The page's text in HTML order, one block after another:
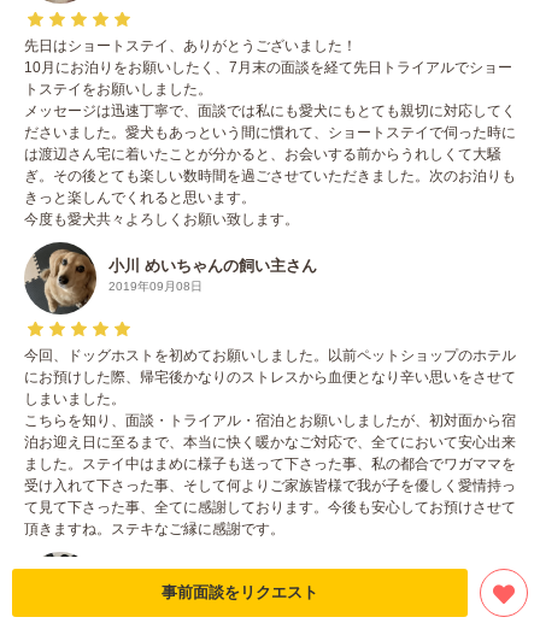
先日はショートステイ、ありがとうございました！
10月にお泊りをお願いしたく、7月末の面談を経て先日トライアルでショー
トステイをお願いしました。
メッセージは迅速丁寧で、面談では私にも愛犬にもとても親切に対応してく
ださいました。愛犬もあっという間に慣れて、ショートステイで伺った時に
は渡辺さん宅に着いたことが分かると、お会いする前からうれしくて大騒
ぎ。その後とても楽しい数時間を過ごさせていただきました。次のお泊りも
きっと楽しんでくれると思います。
今度も愛犬共々よろしくお願い致します。
小川 めいちゃんの飼い主さん
2019年09月08日
今回、ドッグホストを初めてお願いしました。以前ペットショップのホテル
にお預けした際、帰宅後かなりのストレスから血便となり辛い思いをさせて
しまいました。
こちらを知り、面談・トライアル・宿泊とお願いしましたが、初対面から宿
泊お迎え日に至るまで、本当に快く暖かなご対応で、全てにおいて安心出来
ました。ステイ中はまめに様子も送って下さった事、私の都合でワガママを
受け入れて下さった事、そして何よりご家族皆様で我が子を優しく愛情持っ
て見て下さった事、全てに感謝しております。今後も安心してお預けさせて
頂きますね。ステキなご縁に感謝です。
2019年07月29日事前面談をリクエスト